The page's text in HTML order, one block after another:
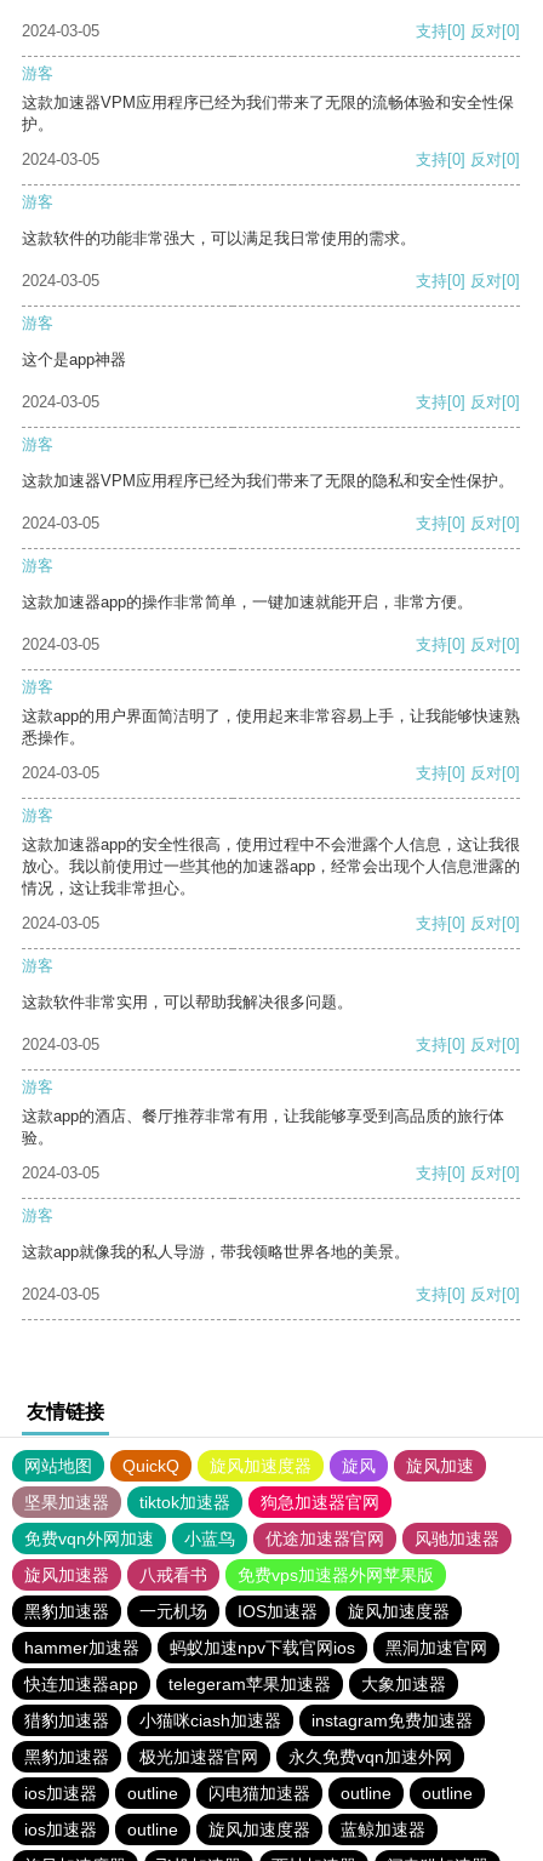
2024-03-05 支持[0] 反对[0]
游客
这款加速器VPM应用程序已经为我们带来了无限的流畅体验和安全性保
护。
2024-03-05
支持[0] 反对[0]
游客
这款软件的功能非常强大，可以满足我日常使用的需求。
2024-03-05 支持[0] 反对[0]
游客
这个是app神器
2024-03-05 支持[0] 反对[0]
游客
这款加速器VPM应用程序已经为我们带来了无限的隐私和安全性保护。
2024-03-05 支持[0] 反对[0]
游客
这款加速器app的操作非常简单，一键加速就能开启，非常方便。
2024-03-05 支持[0] 反对[0]
游客
这款app的用户界面简洁明了，使用起来非常容易上手，让我能够快速熟
悉操作。
2024-03-05
支持[0] 反对[0]
游客
这款加速器app的安全性很高，使用过程中不会泄露个人信息，这让我很
放心。我以前使用过一些其他的加速器app，经常会出现个人信息泄露的
情况，这让我非常担心。
2024-03-05
支持[0] 反对[0]
游客
这款软件非常实用，可以帮助我解决很多问题。
2024-03-05 支持[0] 反对[0]
游客
这款app的酒店、餐厅推荐非常有用，让我能够享受到高品质的旅行体
验。
2024-03-05
支持[0] 反对[0]
游客
这款app就像我的私人导游，带我领略世界各地的美景。
2024-03-05 支持[0] 反对[0]
友情链接
网站地图 QuickQ 旋风加速度器 旋风
旋风加速
坚果加速器
tiktok加速器
狗急加速器官网
免费vqn外网加速
小蓝鸟 优途加速器官网
风驰加速器
旋风加速器
八戒看书
免费vps加速器外网苹果版
黑豹加速器
一元机场 IOS加速器
旋风加速度器
hammer加速器
蚂蚁加速npv下载官网ios
黑洞加速官网
快连加速器app
telegeram苹果加速器
大象加速器
猎豹加速器
小猫咪ciash加速器
instagram免费加速器
黑豹加速器
极光加速器官网
永久免费vqn加速外网
ios加速器
outline 闪电猫加速器 outline
outline
ios加速器
outline 旋风加速度器
蓝鲸加速器